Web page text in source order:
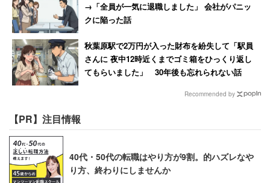
→「全員が一気に退職しました」 会社がパニッ
クに陥った話
秋葉原駅で2万円が入った財布を紛失して「駅員
さんに 夜中12時近くまでゴミ箱をひっくり返し
てもらいました」 30年後も忘れられない話
Recommended by
【PR】注目情報
40代・50代の転職はやり方が9割。的ハズレなや
り方、終わりにしませんか